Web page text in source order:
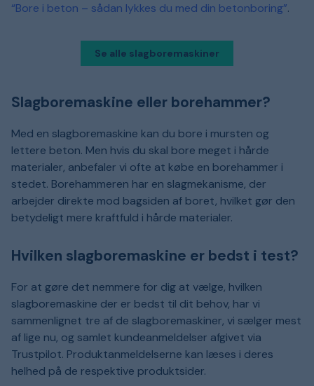
“Bore i beton – sådan lykkes du med din betonboring”.
Se alle slagboremaskiner
Slagboremaskine eller borehammer?
Med en slagboremaskine kan du bore i mursten og
lettere beton. Men hvis du skal bore meget i hårde
materialer, anbefaler vi ofte at købe en borehammer i
stedet. Borehammeren har en slagmekanisme, der
arbejder direkte mod bagsiden af boret, hvilket gør den
betydeligt mere kraftfuld i hårde materialer.
Hvilken slagboremaskine er bedst i test?
For at gøre det nemmere for dig at vælge, hvilken
slagboremaskine der er bedst til dit behov, har vi
sammenlignet tre af de slagboremaskiner, vi sælger mest
af lige nu, og samlet kundeanmeldelser afgivet via
Trustpilot. Produktanmeldelserne kan læses i deres
helhed på de respektive produktsider.